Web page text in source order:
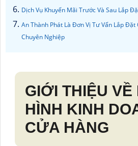
Dịch Vụ Khuyến Mãi Trước Và Sau Lắp
An Thành Phát Là Đơn Vị Tư Vấn Lắp
Chuyên Nghiệp
GIỚI THIỆU VỀ
HÌNH KINH
CỬA HÀNG